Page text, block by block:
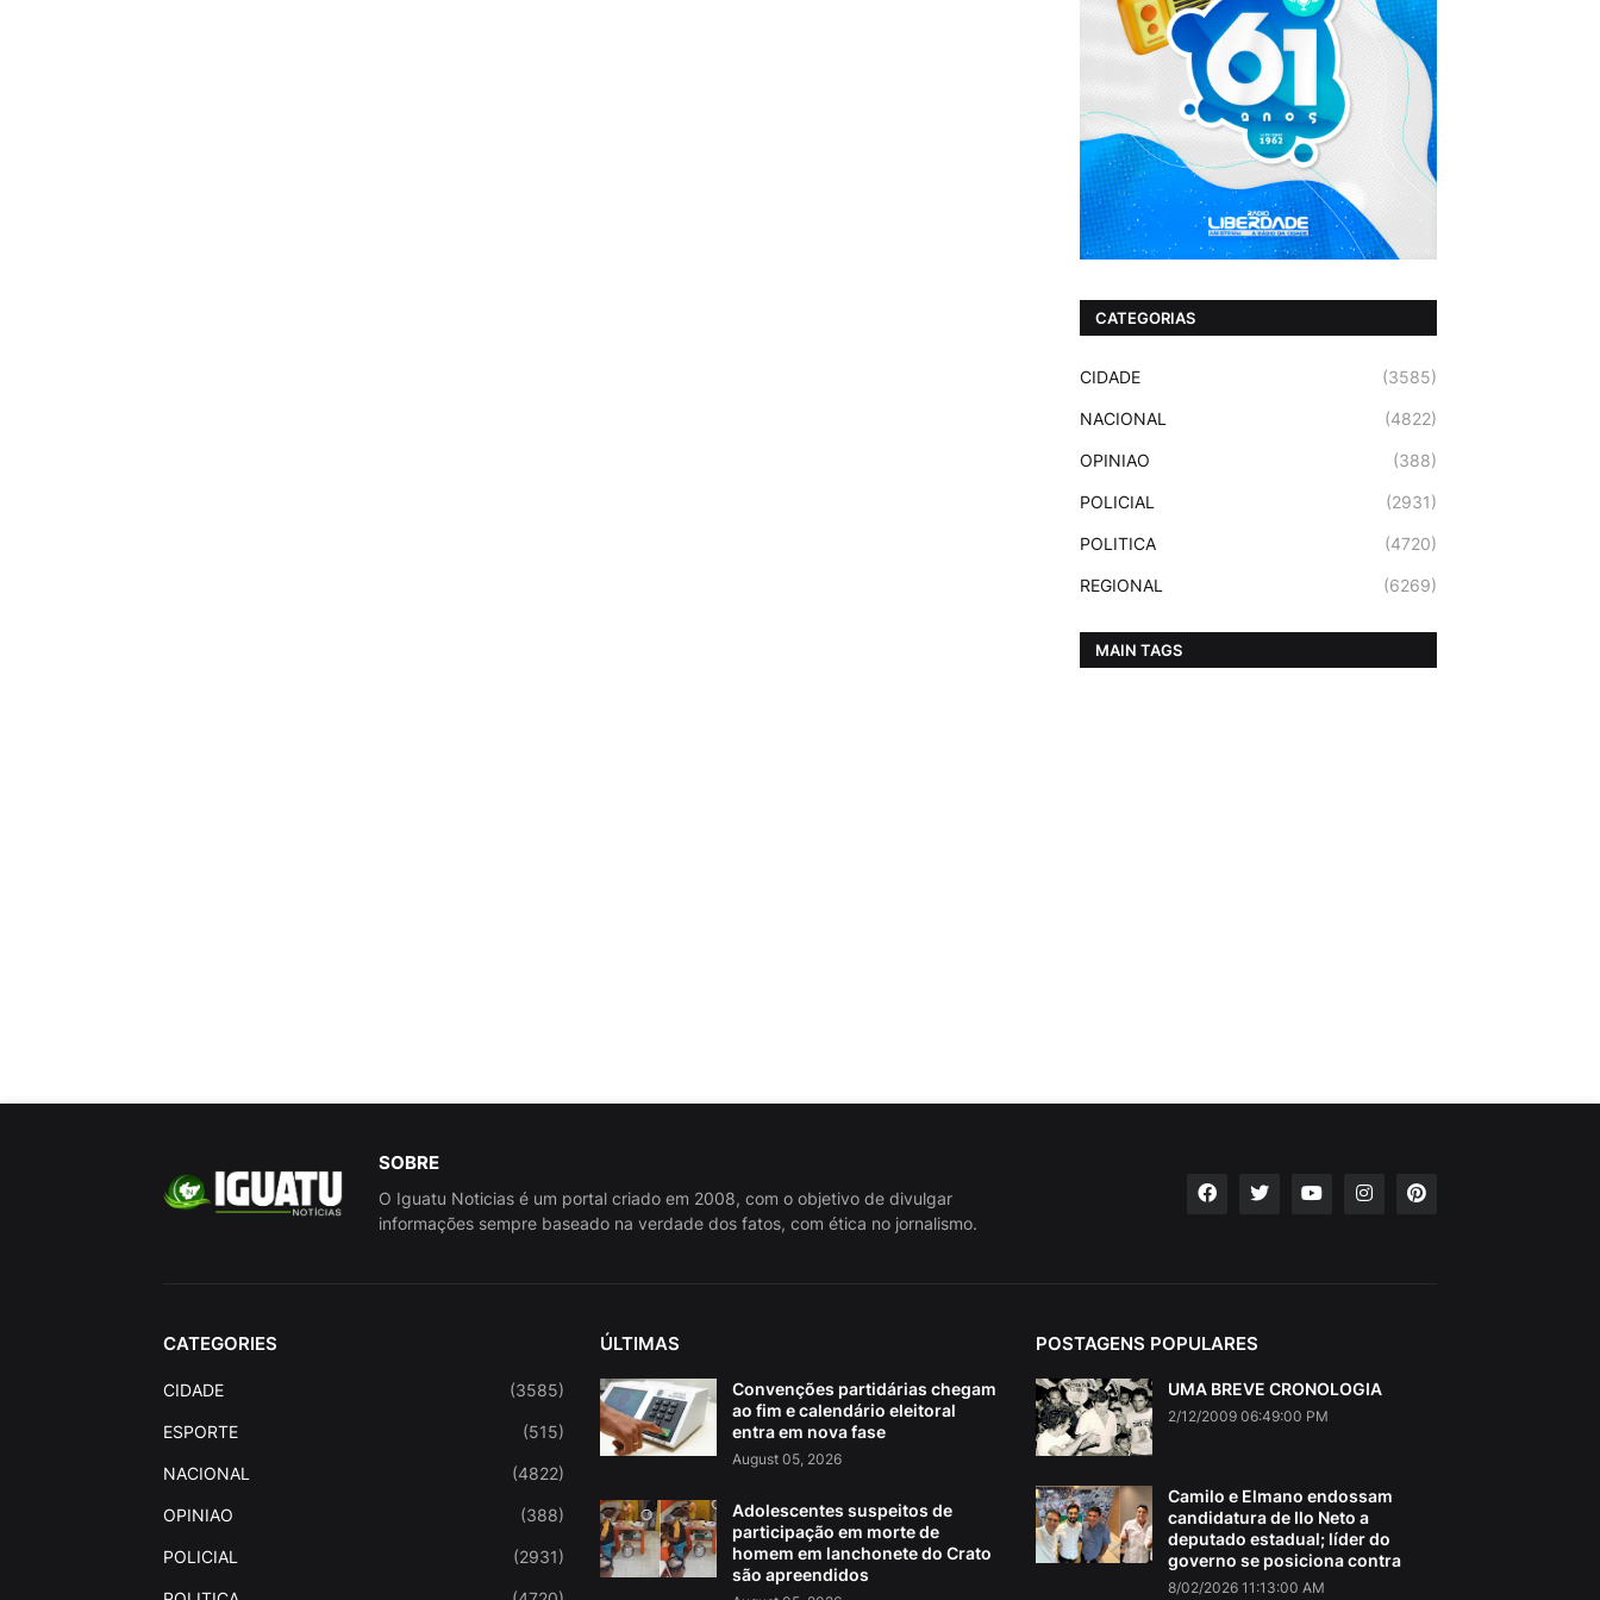
CATEGORIAS
CIDADE (3585)
NACIONAL (4822)
OPINIAO (388)
POLICIAL (2931)
POLITICA (4720)
REGIONAL (6269)
MAIN TAGS
SOBRE
O Iguatu Noticias é um portal criado em 2008, com o objetivo de divulgar
informações sempre baseado na verdade dos fatos, com ética no jornalismo.
CATEGORIES
CIDADE (3585)
ESPORTE (515)
NACIONAL (4822)
OPINIAO (388)
POLICIAL (2931)
ÚLTIMAS
Convenções partidárias chegam
ao fim e calendário eleitoral
entra em nova fase
August 05, 2026
Adolescentes suspeitos de
participação em morte de
homem em lanchonete do Crato
são apreendidos
POSTAGENS POPULARES
UMA BREVE CRONOLOGIA
2/12/2009 06:49:00 PM
Camilo e Elmano endossam
candidatura de Ilo Neto a
deputado estadual; líder do
governo se posiciona contra
8/02/2026 11:13:00 AM